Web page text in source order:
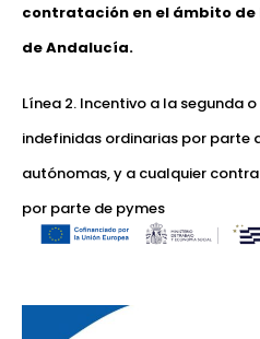
contratación en el ámbito de
de Andalucía.
Línea 2. Incentivo a la segunda
indefinidas ordinarias por parte
autónomas, y a cualquier
por parte de pymes